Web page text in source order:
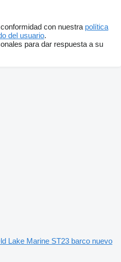
con nuestra política
del usuario.
para dar respuesta a su
Lake Marine ST23 barco nuevo